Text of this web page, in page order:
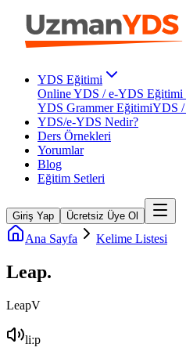
YDS Eğitimi
Online YDS / e-YDS Eğitimi
YDS Grammer EğitimiYDS
YDS/e-YDS Nedir?
Ders Örnekleri
Yorumlar
Blog
Eğitim Setleri
Giriş Yap Ücretsiz Üye Ol
Ana Sayfa Kelime Listesi
Leap.
LeapV
liːp